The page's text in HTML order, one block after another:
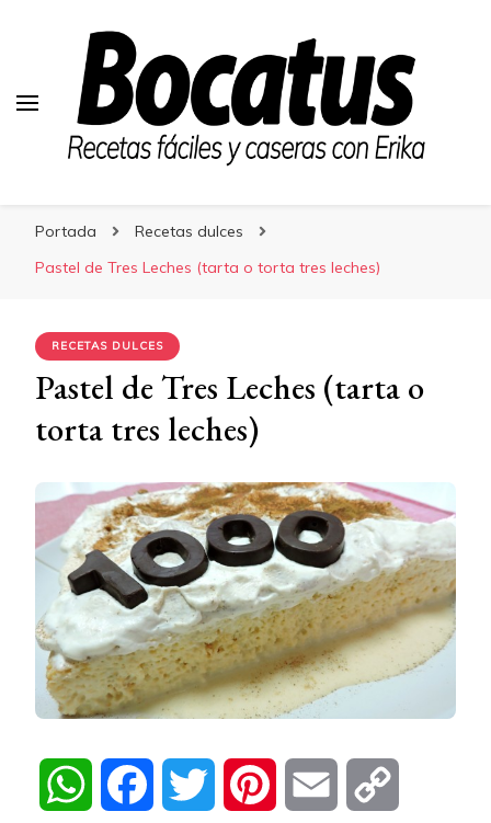
Portada
Recetas dulces
Pastel de Tres Leches (tarta o torta tres leches)
RECETAS DULCES
Pastel de Tres Leches (tarta o
torta tres leches)
WhatsAppFacebook Twitter Pinterest Email